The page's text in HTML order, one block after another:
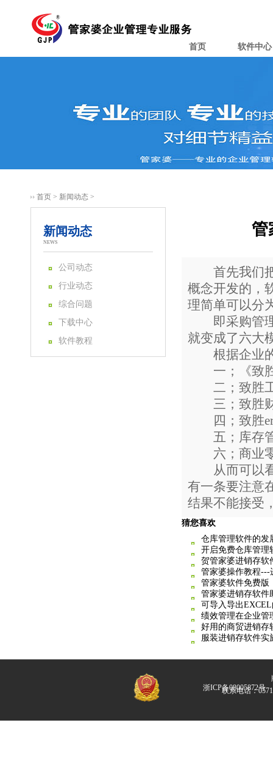
首页 软件中心
首页 > 新闻动态 >
新闻动态
NEWS
公司动态
行业动态
综合问题
下载中心
软件教程
管
首先我们把
概念开发的，
理简单可以分
即采购管理
就变成了六大
根据企业的
一；《致胜
二；致胜工
三；致胜财
四；致胜erp
五；库存
六；商业零
从而可以看
有一条要注意
结果不能接受
猜您喜欢
仓库管理软件的发
开启免费仓库管理
贺管家婆进销存软
管家婆操作教程---
管家婆软件免费版
管家婆进销存软件
可导入导出
绩效管理在企业管
好用的商贸进销存
服装进销存软件实
浙ICP备08005872号
联系电话：